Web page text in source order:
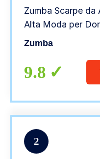
Zumba Scarpe da
Alta Moda per
Zumba
9.8
2